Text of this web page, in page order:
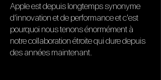
Apple est depuis longtemps synonyme
d’innovation et de performance et c'est
pourquoi nous tenons énormément à
notre collaboration étroite qui dure depuis
des années maintenant.